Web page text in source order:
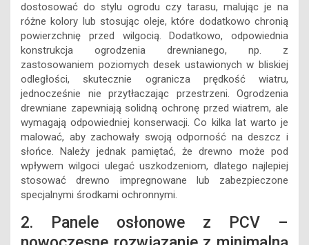
dostosować do stylu ogrodu czy tarasu, malując je na
różne kolory lub stosując oleje, które dodatkowo chronią
powierzchnię przed wilgocią. Dodatkowo, odpowiednia
konstrukcja ogrodzenia drewnianego, np. z
zastosowaniem poziomych desek ustawionych w bliskiej
odległości, skutecznie ogranicza prędkość wiatru,
jednocześnie nie przytłaczając przestrzeni. Ogrodzenia
drewniane zapewniają solidną ochronę przed wiatrem, ale
wymagają odpowiedniej konserwacji. Co kilka lat warto je
malować, aby zachowały swoją odporność na deszcz i
słońce. Należy jednak pamiętać, że drewno może pod
wpływem wilgoci ulegać uszkodzeniom, dlatego najlepiej
stosować drewno impregnowane lub zabezpieczone
specjalnymi środkami ochronnymi.
2. Panele osłonowe z PCV –